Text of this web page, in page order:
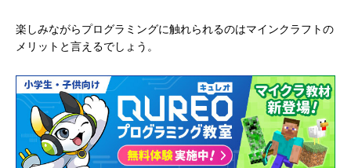
楽しみながらプログラミングに触れられるのはマインクラフトの
メリットと言えるでしょう。